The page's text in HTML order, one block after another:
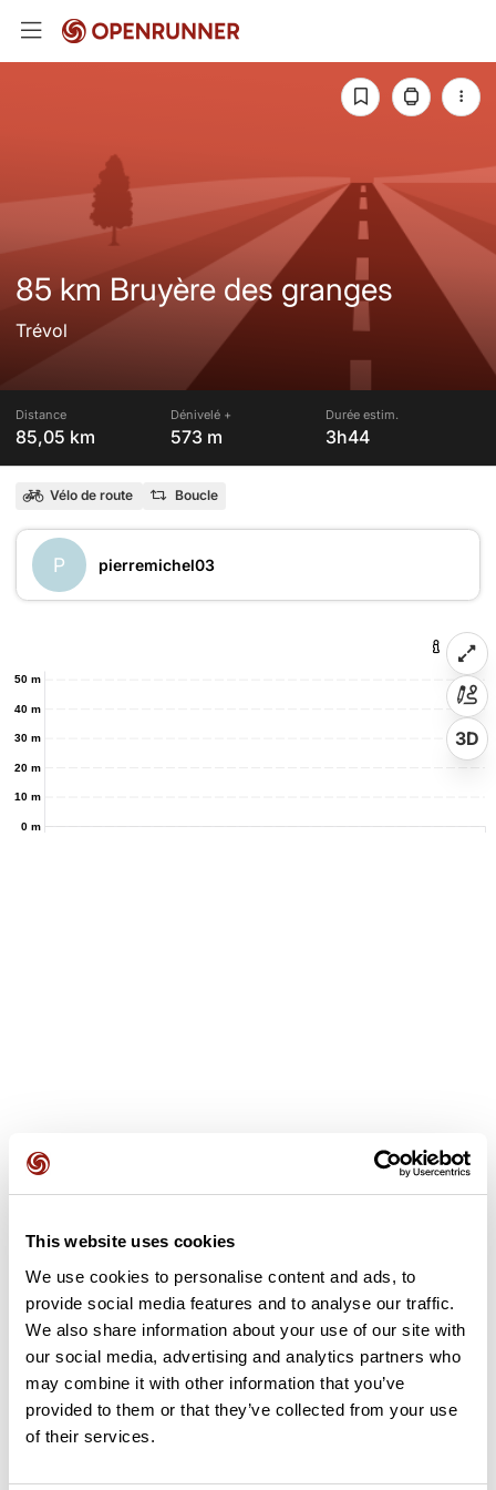
This website uses cookies
We use cookies to personalise content and ads, to
provide social media features and to analyse our traffic.
We also share information about your use of our site with
our social media, advertising and analytics partners who
may combine it with other information that you’ve
provided to them or that they’ve collected from your use
of their services.
85 km Bruyère des granges
Trévol
Distance
85,05 km
Dénivelé +
573 m
Durée estim.
3h44
Vélo de route Boucle
P pierremichel03
0 m
10 m
20 m
30 m
40 m
50 m
3D
Ajouter un avis
Découvrez ce parcours de vélo de 85,1 km à proximité de